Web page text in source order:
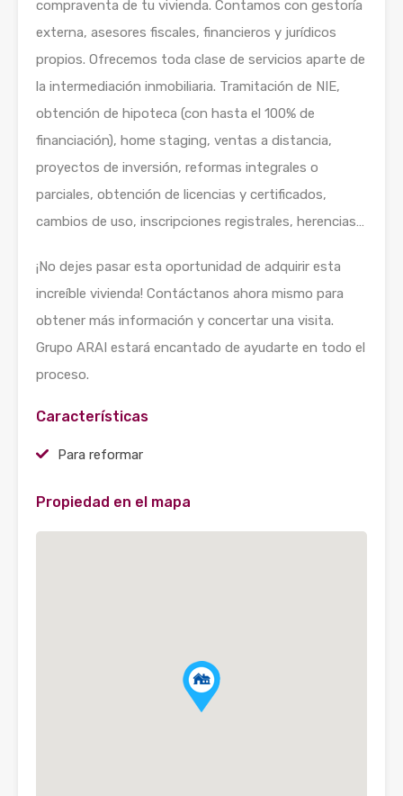
compraventa de tu vivienda. Contamos con gestoría
externa, asesores fiscales, financieros y jurídicos
propios. Ofrecemos toda clase de servicios aparte de
la intermediación inmobiliaria. Tramitación de NIE,
obtención de hipoteca (con hasta el 100% de
financiación), home staging, ventas a distancia,
proyectos de inversión, reformas integrales o
parciales, obtención de licencias y certificados,
cambios de uso, inscripciones registrales, herencias…
¡No dejes pasar esta oportunidad de adquirir esta
increíble vivienda! Contáctanos ahora mismo para
obtener más información y concertar una visita.
Grupo ARAI estará encantado de ayudarte en todo el
proceso.
Características
Para reformar
Propiedad en el mapa